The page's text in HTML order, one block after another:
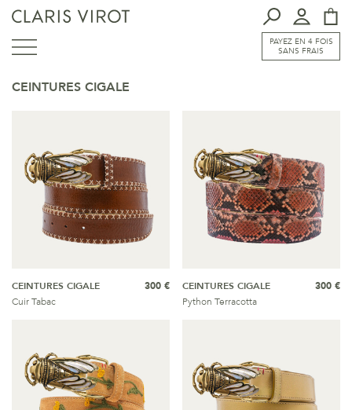
PAYEZ EN 4 FOIS
SANS FRAIS
CEINTURES CIGALE
CEINTURES CIGALE
Cuir Tabac
300 €
CEINTURES CIGALE
Python Terracotta
300 €